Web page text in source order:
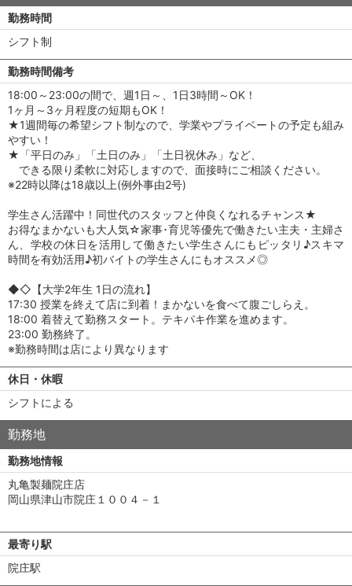
勤務時間
シフト制
勤務時間備考
18:00～23:00の間で、週1日～、1日3時間～OK！
1ヶ月～3ヶ月程度の短期もOK！
★1週間毎の希望シフト制なので、学業やプライベートの予定も組み
やすい！
★「平日のみ」「土日のみ」「土日祝休み」など、
できる限り柔軟に対応しますので、面接時にご相談ください。
※22時以降は18歳以上(例外事由2号)
学生さん活躍中！同世代のスタッフと仲良くなれるチャンス★
お得なまかないも大人気☆家事･育児等優先で働きたい主夫・主婦さ
ん、学校の休日を活用して働きたい学生さんにもピッタリ♪スキマ
時間を有効活用♪初バイトの学生さんにもオススメ◎
◆◇【大学2年生 1日の流れ】
17:30 授業を終えて店に到着！まかないを食べて腹ごしらえ。
18:00 着替えて勤務スタート。テキパキ作業を進めます。
23:00 勤務終了。
※勤務時間は店により異なります
休日・休暇
シフトによる
勤務地
勤務地情報
丸亀製麺院庄店
岡山県津山市院庄１００４－１
最寄り駅
院庄駅